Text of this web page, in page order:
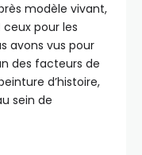
modèle vivant,
ceux pour les
avons vus pour
des facteurs de
d’histoire,
sein de